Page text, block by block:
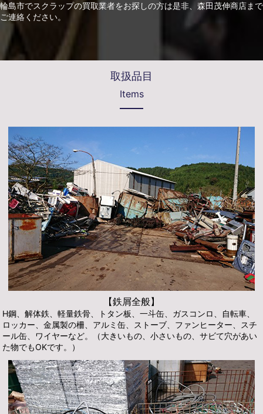
輪島市でスクラップの買取業者をお探しの方は是非、森田茂伸商店まで
ご連絡ください。
取扱品目
Items
【鉄屑全般】
H鋼、解体鉄、軽量鉄骨、トタン板、一斗缶、ガスコンロ、自転車、
ロッカー、金属製の柵、アルミ缶、ストーブ、ファンヒーター、スチ
ール缶、ワイヤーなど。（大きいもの、小さいもの、サビて穴があい
た物でもOKです。）